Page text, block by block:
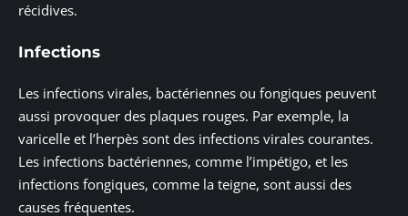
récidives.
Infections
Les infections virales, bactériennes ou fongiques peuvent
aussi provoquer des plaques rouges. Par exemple, la
varicelle et l’herpès sont des infections virales courantes.
Les infections bactériennes, comme l’impétigo, et les
infections fongiques, comme la teigne, sont aussi des
causes fréquentes.